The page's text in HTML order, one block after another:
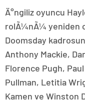
Ä°ngiliz oyuncu
rolÃ¼nÃ¼ yeniden
Doomsday
Anthony Mackie,
Florence Pugh,
Pullman, Letitia
Kamen ve Winston